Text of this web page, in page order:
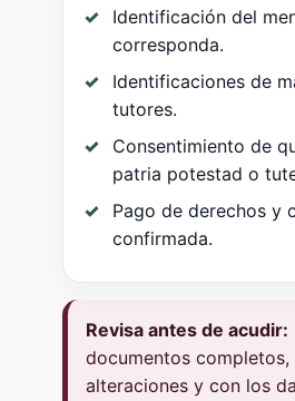
Identificación del
corresponda.
Identificaciones de
tutores.
Consentimiento de
patria potestad o
Pago de derechos y
confirmada.
Revisa antes de acudir:
documentos completos,
alteraciones y con los